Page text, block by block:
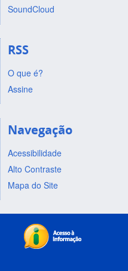
SoundCloud
RSS
O que é?
Assine
Navegação
Acessibilidade
Alto Contraste
Mapa do Site